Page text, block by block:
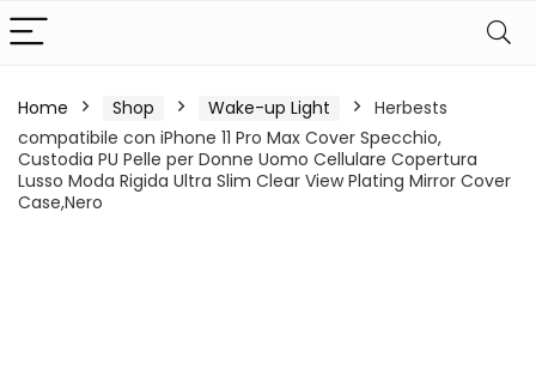
Home Shop Wake-up Light
Herbests
compatibile con iPhone 11 Pro Max Cover Specchio,
Custodia PU Pelle per Donne Uomo Cellulare Copertura
Lusso Moda Rigida Ultra Slim Clear View Plating Mirror Cover
Case,Nero